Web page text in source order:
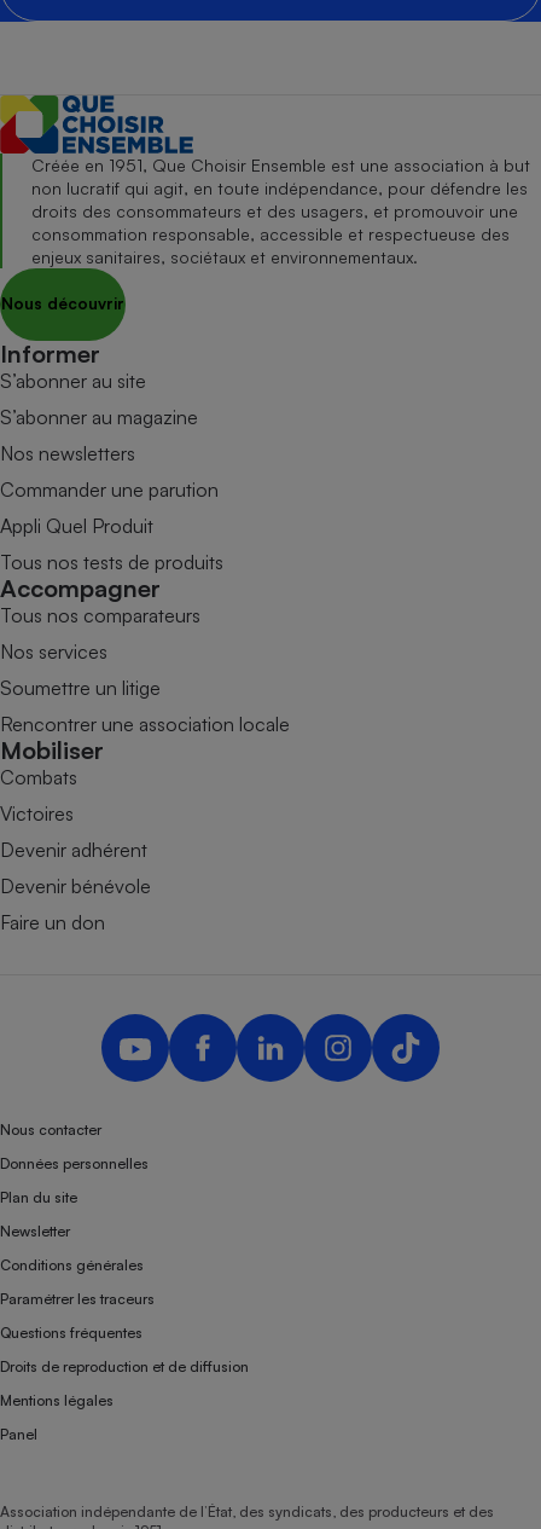
Créée en 1951, Que Choisir Ensemble est une association à but
non lucratif qui agit, en toute indépendance, pour défendre les
droits des consommateurs et des usagers, et promouvoir une
consommation responsable, accessible et respectueuse des
enjeux sanitaires, sociétaux et environnementaux.
Nous découvrir
Informer
S’abonner au site
S’abonner au magazine
Nos newsletters
Commander une parution
Appli Quel Produit
Tous nos tests de produits
Accompagner
Tous nos comparateurs
Nos services
Soumettre un litige
Rencontrer une association locale
Mobiliser
Combats
Victoires
Devenir adhérent
Devenir bénévole
Faire un don
Nous contacter
Données personnelles
Plan du site
Newsletter
Conditions générales
Paramétrer les traceurs
Questions fréquentes
Droits de reproduction et de diffusion
Mentions légales
Panel
Association indépendante de l’État, des syndicats, des producteurs et des